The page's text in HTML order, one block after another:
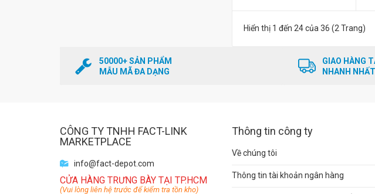
Hiển thị 1 đến 24 của 36 (2 Trang)
50000+ SẢN PHẨM
MẪU MÃ ĐA DẠNG
GIAO HÀNG
NHANH
CÔNG TY TNHH FACT-LINK
MARKETPLACE
info@fact-depot.com
CỬA HÀNG TRƯNG BÀY TẠI TP.HCM
(Vui lòng liên hệ trước để kiểm tra tồn kho)
Thông tin công ty
Về chúng tôi
Thông tin tài khoản ngân hàng